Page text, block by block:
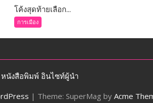
โค้งสุดท้ายเลือก...
การเมือง
หนังสือพิมพ์ อินไซท์ผู้นำ
| Theme: SuperMag by Acme